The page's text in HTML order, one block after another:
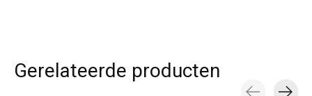
Gerelateerde producten